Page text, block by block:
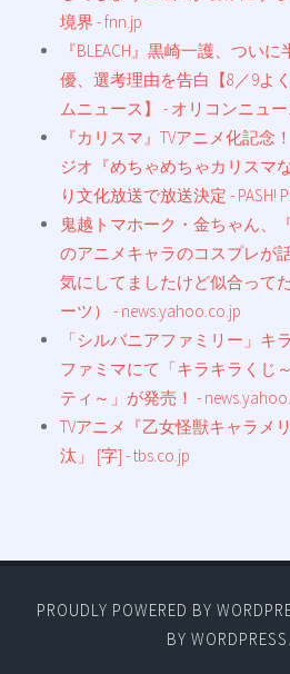
境界 - fnn.jp
『BLEACH』黒崎一護、つい
優、選考理由を告白【8／9よ
ムニュース】 - オリコンニュー
『カリスマ』TVアニメ化記念
ジオ『めちゃめちゃカリスマ
り文化放送で放送決定 - PASH!
鬼越トマホーク・金ちゃん、
のアニメキャラのコスプレが
気にしてましたけど似合って
ーツ） - news.yahoo.co.jp
「シルバニアファミリー」
ファミマにて「キラキラくじ
ティ～」が発売！ -
TVアニメ『乙女怪獣キャラメ
汰」 [字] - tbs.co.jp
PROUDLY POWERED BY
BY